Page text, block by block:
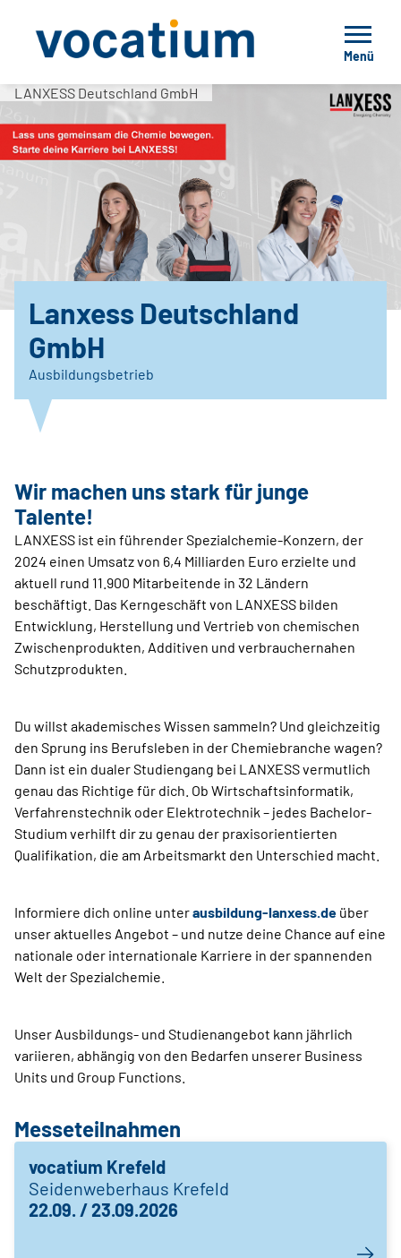
Menü
LANXESS Deutschland GmbH
Lanxess Deutschland
GmbH
Ausbildungsbetrieb
Wir machen uns stark für junge
Talente!
LANXESS ist ein führender Spezialchemie-Konzern, der
2024 einen Umsatz von 6,4 Milliarden Euro erzielte und
aktuell rund 11.900 Mitarbeitende in 32 Ländern
beschäftigt. Das Kerngeschäft von LANXESS bilden
Entwicklung, Herstellung und Vertrieb von chemischen
Zwischenprodukten, Additiven und verbrauchernahen
Schutzprodukten.
Du willst akademisches Wissen sammeln? Und gleichzeitig
den Sprung ins Berufsleben in der Chemiebranche wagen?
Dann ist ein dualer Studiengang bei LANXESS vermutlich
genau das Richtige für dich. Ob Wirtschaftsinformatik,
Verfahrenstechnik oder Elektrotechnik – jedes Bachelor-
Studium verhilft dir zu genau der praxisorientierten
Qualifikation, die am Arbeitsmarkt den Unterschied macht.
Informiere dich online unterausbildung-lanxess.de über
unser aktuelles Angebot – und nutze deine Chance auf eine
nationale oder internationale Karriere in der spannenden
Welt der Spezialchemie.
Unser Ausbildungs- und Studienangebot kann jährlich
variieren, abhängig von den Bedarfen unserer Business
Units und Group Functions.
Messeteilnahmen
vocatium Krefeld
Seidenweberhaus Krefeld
22.09. / 23.09.2026